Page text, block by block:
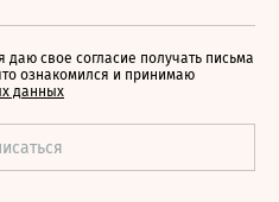
свое согласие получать письма
ознакомился и принимаю
данных